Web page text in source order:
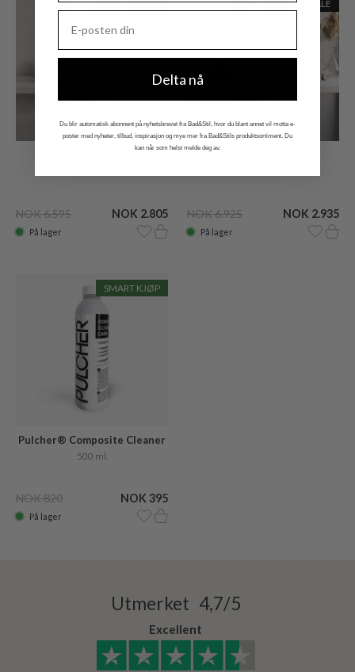
SALE
NOK 6.595 NOK 2.805
På lager
SALE
NOK 6.925 NOK 2.935
På lager
SMART KJØP
Pulcher® Composite Cleaner
Care
500 ml.
NOK 820 NOK 395
På lager
Utmerket 4,7/5
Excellent
Delta nå
Du blir automatisk abonnent på nyhetsbrevet fra Bad&Stil, hvor du blant annet vil motta e-
poster med nyheter, tilbud, inspirasjon og mye mer fra Bad&Stils produktsortiment. Du
kan når som helst melde deg av.